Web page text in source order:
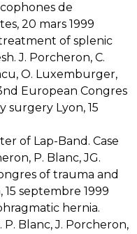
de
20 mars 1999
of splenic
J. Porcheron, C.
O. Luxemburger,
European Congres
surgery Lyon, 15
of Lap-Band. Case
P. Blanc, JG.
of trauma and
septembre 1999
hernia.
Blanc, J. Porcheron,